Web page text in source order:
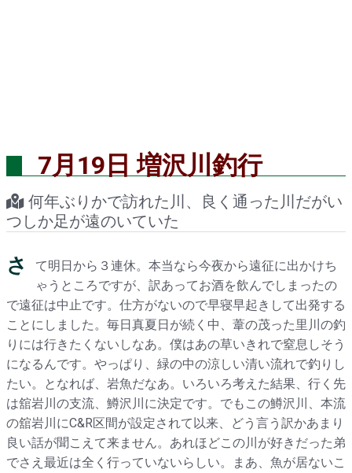
7月19日 増沢川釣行
何年ぶりかで訪れた川、良く通った川だがい
つしか足が遠のいていた
さ
て明日から３連休。本当なら今夜から遠征に出かけち
ゃうところですが、訳あってお酒を飲んでしまったの
で遠征は中止です。仕方がないので早寝早起きして出発する
ことにしました。毎日真夏日が続く中、葦の茂った里川の釣
りには行きたくないしなあ。僕はあの草いきれで窒息しそう
になるんです。やっぱり、緑の中の涼しい清い流れで釣りし
たい。となれば、岩魚だなあ。いろいろ考えた結果、行く先
は舘岩川の支流、鱒沢川に決定です。でもこの鱒沢川、本流
の舘岩川にC&R区間が設定されて以来、どう言う訳かあまり
良い話が聞こえて来ません。あれほどこの川が好きだった弟
でさえ最近は全く行っていないらしい。まあ、魚が居ないこ